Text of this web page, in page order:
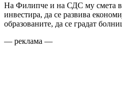
На Филипче и на СДС му смета
инвестира, да се развива
образованите, да се градат
— реклама —